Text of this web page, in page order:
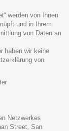
werden von Ihnen
und in Ihrem
von Daten an
haben wir keine
von
Netzwerkes
Street, San